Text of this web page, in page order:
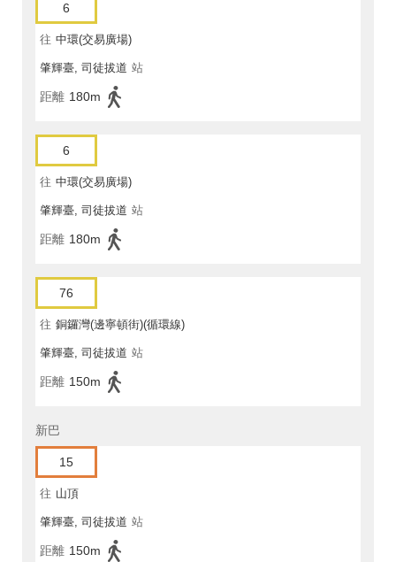
6
往 中環(交易廣場)
肇輝臺, 司徒拔道 站
距離 180m
6
往 中環(交易廣場)
肇輝臺, 司徒拔道 站
距離 180m
76
往 銅鑼灣(邊寧頓街)(循環線)
肇輝臺, 司徒拔道 站
距離 150m
新巴
15
往 山頂
肇輝臺, 司徒拔道 站
距離 150m